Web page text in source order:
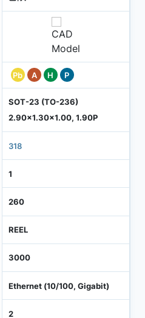
Pb A H P
SOT-23 (TO-236)
2.90x1.30x1.00, 1.90P
318
1
260
REEL
3000
Ethernet (10/100, Gigabit)
2